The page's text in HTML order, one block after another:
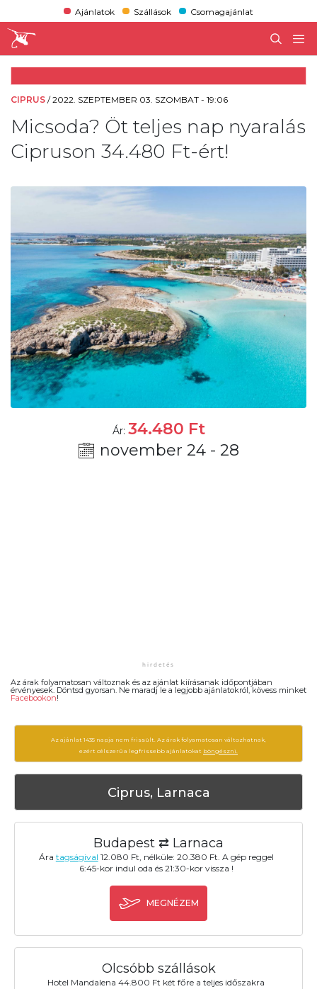
Ajánlatok Szállások Csomagajánlat
CIPRUS /2022. SZEPTEMBER 03. SZOMBAT - 19:06
Micsoda? Öt teljes nap nyaralás
Cipruson 34.480 Ft-ért!
Ár: 34.480 Ft
november 24 - 28
Az árak folyamatosan változnak és az ajánlat kiírásanak időpontjában
érvényesek. Döntsd gyorsan. Ne maradj le a legjobb ajánlatokról, kövess minket
Facebookon!
Az ajánlat 1435 napja nem frissült. Az árak folyamatosan változhatnak,
ezért célszerű a legfrissebb ajánlatokat böngészni.
Ciprus, Larnaca
Budapest ⇄ Larnaca
Ára tagságival 12.080 Ft, nélküle: 20.380 Ft. A gép reggel
6:45-kor indul oda és 21:30-kor vissza !
MEGNÉZEM
Olcsóbb szállások
Hotel Mandalena 44.800 Ft két főre a teljes időszakra